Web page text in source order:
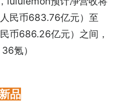
民币683.76亿元）至
币686.26亿元）之间，
氪）
新品